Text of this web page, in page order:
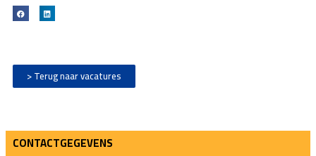
> Terug naar vacatures
CONTACTGEGEVENS